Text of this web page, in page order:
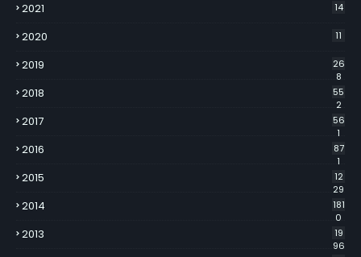
2021 14
2020 11
2019
26
8
2018
55
2
2017
56
1
2016
87
1
2015
12
29
2014
181
0
2013
19
96